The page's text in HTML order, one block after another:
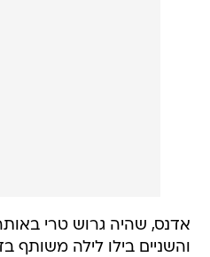
שמה שהחל כסטוץ חולף
מתמשך. לאחר שאדנס לא